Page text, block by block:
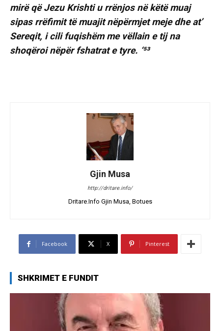
mirë që Jezu Krishti u rrënjos në këtë muaj
sipas rrëfimit të muajit nëpërmjet meje dhe at’
Sereqit, i cili fuqishëm me vëllain e tij na
shoqëroi nëpër fshatrat e tyre. ‘⁵³
Gjin Musa
http://dritare.info/
Dritare.Info Gjin Musa, Botues
Facebook X Pinterest
SHKRIMET E FUNDIT